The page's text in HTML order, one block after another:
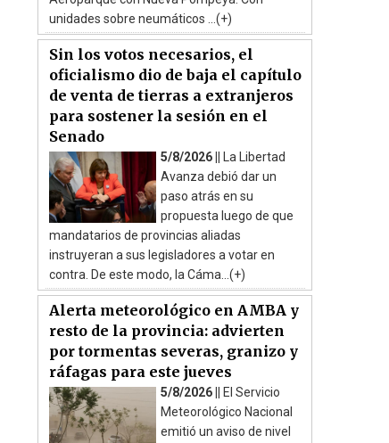
unidades sobre neumáticos ...(+)
Sin los votos necesarios, el
oficialismo dio de baja el capítulo
de venta de tierras a extranjeros
para sostener la sesión en el
Senado
5/8/2026 ||
La Libertad
Avanza debió dar un
paso atrás en su
propuesta luego de que
mandatarios de provincias aliadas
instruyeran a sus legisladores a votar en
contra. De este modo, la Cáma...(+)
Alerta meteorológico en AMBA y
resto de la provincia: advierten
por tormentas severas, granizo y
ráfagas para este jueves
5/8/2026 ||
El Servicio
Meteorológico Nacional
emitió un aviso de nivel